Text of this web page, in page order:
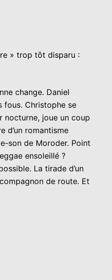
» trop tôt disparu :
change. Daniel
fous. Christophe se
nocturne, joue un coup
d’un romantisme
son de Moroder. Point
ensoleillé ?
La tirade d’un
de route. Et